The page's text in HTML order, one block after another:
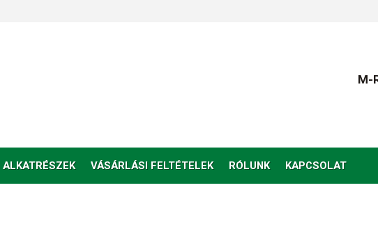
M-
ALKATRÉSZEK VÁSÁRLÁSI FELTÉTELEK RÓLUNK KAPCSOLAT